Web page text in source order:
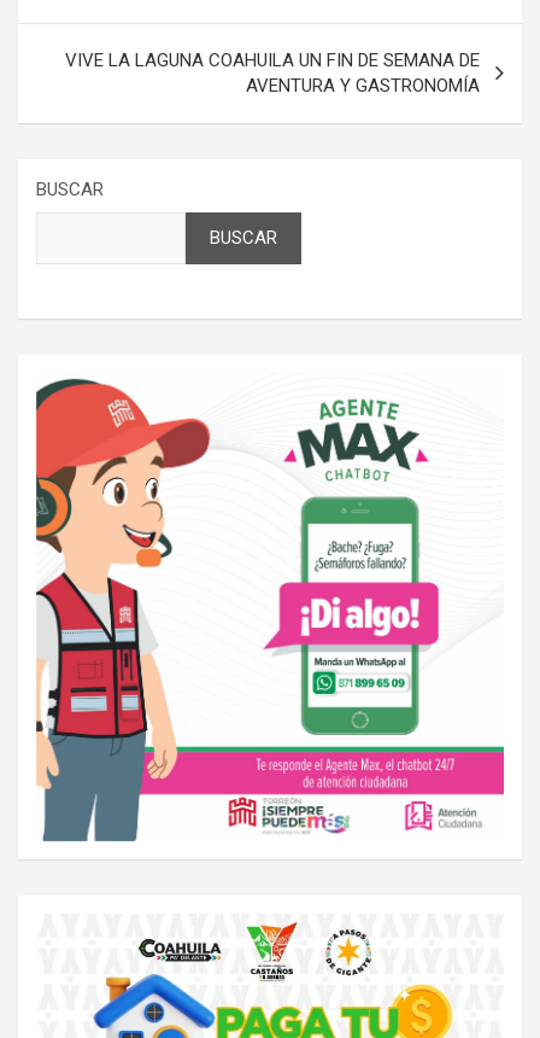
entradas
VIVE LA LAGUNA COAHUILA UN FIN DE SEMANA DE
AVENTURA Y GASTRONOMÍA
BUSCAR
BUSCAR